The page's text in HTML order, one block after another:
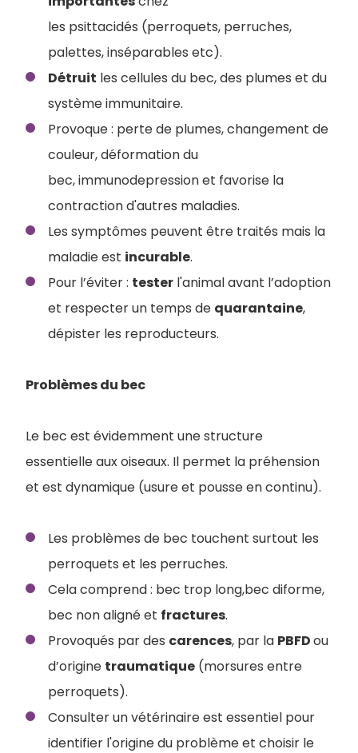
les psittacidés (perroquets, perruches,
palettes, inséparables etc).
Détruit les cellules du bec, des plumes et du
système immunitaire.
Provoque : perte de plumes, changement de
couleur, déformation du
bec, immunodepression et favorise la
contraction d'autres maladies.
Les symptômes peuvent être traités mais la
maladie est incurable.
Pour l’éviter : tester l'animal avant l’adoption
et respecter un temps de quarantaine,
dépister les reproducteurs.
Problèmes du bec
Le bec est évidemment une structure
essentielle aux oiseaux. Il permet la préhension
et est dynamique (usure et pousse en continu).
Les problèmes de bec touchent surtout les
perroquets et les perruches.
Cela comprend : bec trop long,bec diforme,
bec non aligné et fractures.
Provoqués par des carences, par la PBFDou
d’origine traumatique (morsures entre
perroquets).
Consulter un vétérinaire est essentiel pour
identifier l'origine du problème et choisir le